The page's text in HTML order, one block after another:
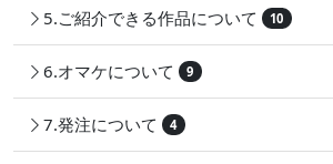
5.ご紹介できる作品について 10
6.オマケについて 9
7.発注について 4